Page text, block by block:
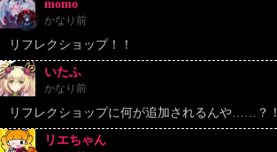
momo
かなり前
リフレクショップ！！
いたふ
かなり前
リフレクショップに何が追加されるんや……？！
リエちゃん